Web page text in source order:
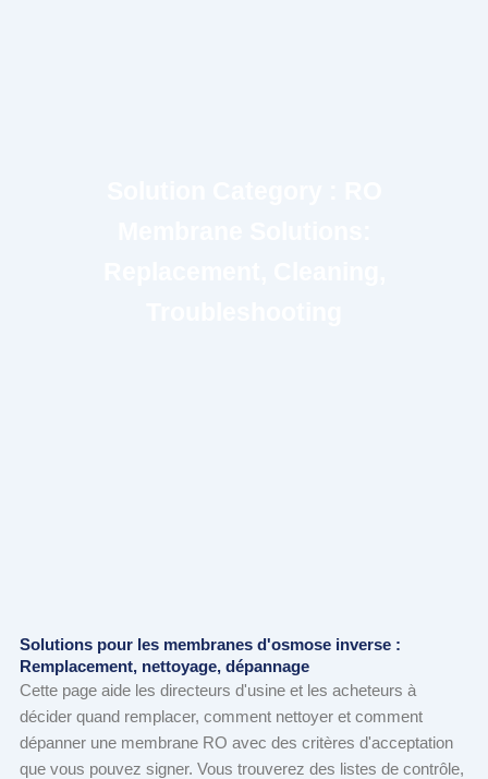
Solutions pour les membranes d'osmose inverse :
Remplacement, nettoyage, dépannage
Cette page aide les directeurs d'usine et les acheteurs à
décider quand remplacer, comment nettoyer et comment
dépanner une membrane RO avec des critères d'acceptation
que vous pouvez signer. Vous trouverez des listes de contrôle,